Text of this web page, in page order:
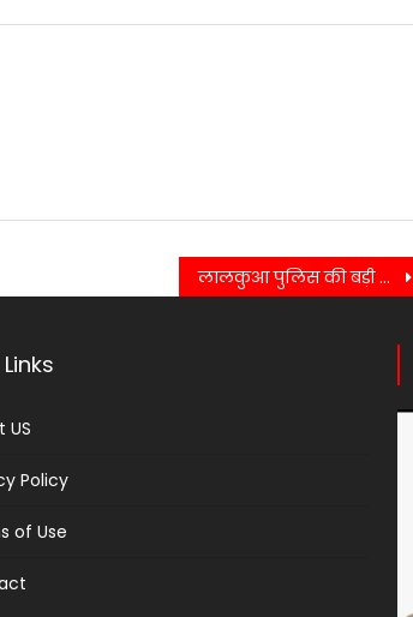
लालकुआ पुलिस की बड़ी सफलता, 300 नशीले इंजेक्शन के साथ तस्कर गिरफ्तार….
US
Policy
of Use